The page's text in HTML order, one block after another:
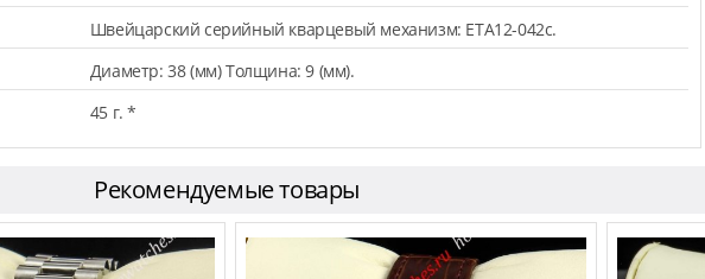
Швейцарский серийный кварцевый механизм: ETA12-042c.
Диаметр: 38 (мм) Толщина: 9 (мм).
45 г. *
Рекомендуемые товары